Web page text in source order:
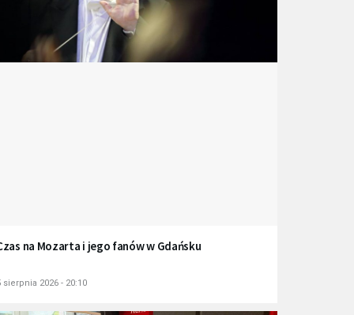
na Mozarta i jego fanów w Gdańsku
sierpnia 2026 - 20:10